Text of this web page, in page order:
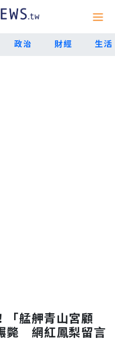
政治 財經 生活
「艋舺青山宮顧
斃 網紅鳳梨留言